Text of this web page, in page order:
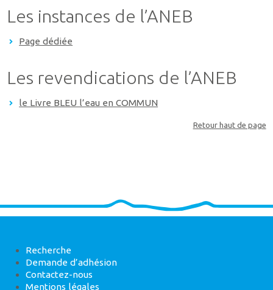
Les instances de l’ANEB
Page dédiée
Les revendications de l’ANEB
le Livre BLEU l’eau en COMMUN
Retour haut de page
Recherche
Demande d’adhésion
Contactez-nous
Mentions légales